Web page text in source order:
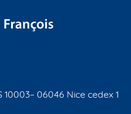
06046 Nice cedex 1